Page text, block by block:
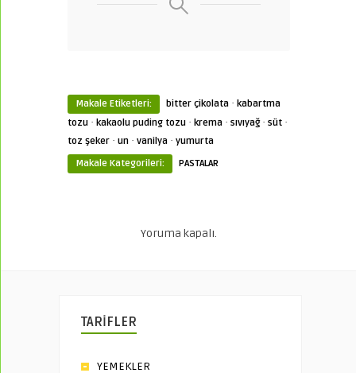
Makale Etiketleri: bitter çikolata · kabartma
tozu · kakaolu puding tozu · krema · sıvıyağ· süt ·
toz şeker · un · vanilya · yumurta
Makale Kategorileri:
PASTALAR
Yoruma kapalı.
TARİFLER
YEMEKLER